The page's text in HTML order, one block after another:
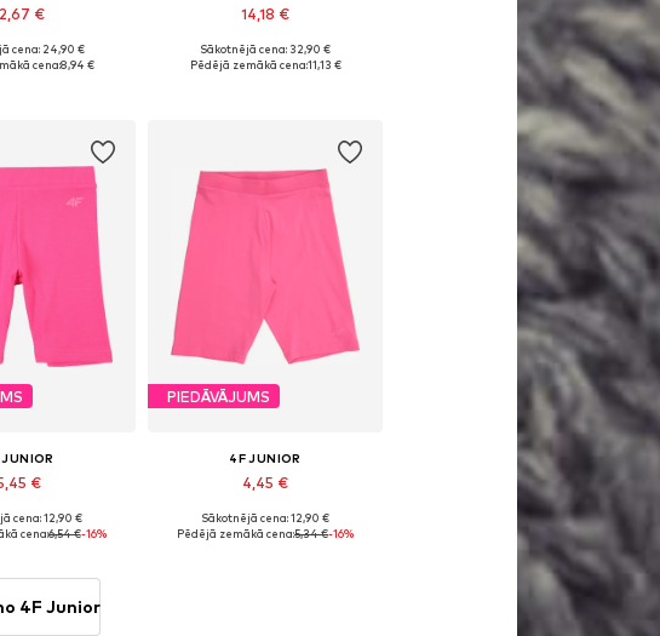
€
cena: 24,90 €
cena:8,94 €
14,18 €
Pieejamie izmēri: 134, 152
Sākotnējā cena: 32,90 €
Pēdējā zemākā cena:11,13 €
JUNIOR
€
158, 164
cena: 12,90 €
cena:6,54 €-16%
PIEDĀVĀJUMS
4F JUNIOR
4,45 €
Pieejamie izmēri: 152, 158
Sākotnējā cena: 12,90 €
Pēdējā zemākā cena:5,34 €-16%
4F Junior